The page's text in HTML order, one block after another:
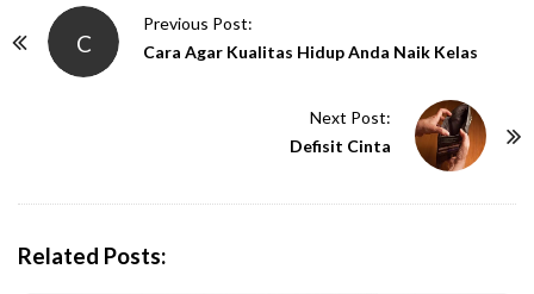
C
Previous Post:
Cara Agar Kualitas Hidup Anda Naik Kelas
Next Post:
Defisit Cinta
Related Posts: